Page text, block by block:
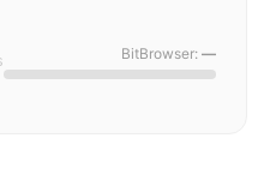
BitBrowser: —